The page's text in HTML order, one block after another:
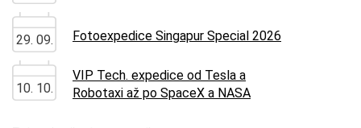
29. 09. Fotoexpedice Singapur Special 2026
10. 10.
VIP Tech. expedice od Tesla a
Robotaxi až po SpaceX a NASA